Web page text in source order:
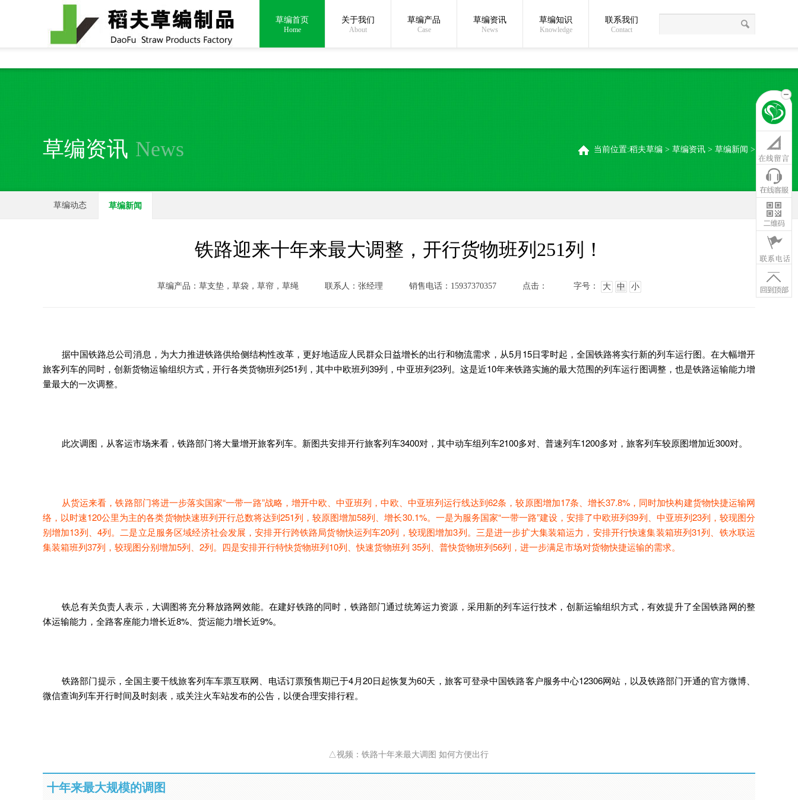
全国统一24小时销售电话：15937370357 在线沟通: 关于我们 草编常识 稻夫草编制品厂
草编首页
Home
关于我们
About
草编产品
Case
草编资讯
News
草编知识
Knowledge
联系我们
Contact
草编资讯 News 当前位置:稻夫草编 > 草编资讯 > 草编新闻 >
草编动态 草编新闻
铁路迎来十年来最大调整，开行货物班列251列！
草编产品：草支垫，草袋，草帘，草绳 联系人：张经理 销售电话：15937370357 点击： 字号： 大 中 小
据中国铁路总公司消息，为大力推进铁路供给侧结构性改革，更好地适应人民群众日益增长的出行和物流需求，从5月15日零时起，全国铁路将实行新的列车运行图。在大幅增开
旅客列车的同时，创新货物运输组织方式，开行各类货物班列251列，其中中欧班列39列，中亚班列23列。这是近10年来铁路实施的最大范围的列车运行图调整，也是铁路运输能力增
量最大的一次调整。
此次调图，从客运市场来看，铁路部门将大量增开旅客列车。新图共安排开行旅客列车3400对，其中动车组列车2100多对、普速列车1200多对，旅客列车较原图增加近300对。
从货运来看，铁路部门将进一步落实国家“一带一路”战略，增开中欧、中亚班列，中欧、中亚班列运行线达到62条，较原图增加17条、增长37.8%，同时加快构建货物快捷运输网
络，以时速120公里为主的各类货物快速班列开行总数将达到251列，较原图增加58列、增长30.1%。一是为服务国家“一带一路”建设，安排了中欧班列39列、中亚班列23列，较现图分
别增加13列、4列。二是立足服务区域经济社会发展，安排开行跨铁路局货物快运列车20列，较现图增加3列。三是进一步扩大集装箱运力，安排开行快速集装箱班列31列、铁水联运
集装箱班列37列，较现图分别增加5列、2列。四是安排开行特快货物班列10列、快速货物班列 35列、普快货物班列56列，进一步满足市场对货物快捷运输的需求。
铁总有关负责人表示，大调图将充分释放路网效能。在建好铁路的同时，铁路部门通过统筹运力资源，采用新的列车运行技术，创新运输组织方式，有效提升了全国铁路网的整
体运输能力，全路客座能力增长近8%、货运能力增长近9%。
铁路部门提示，全国主要干线旅客列车车票互联网、电话订票预售期已于4月20日起恢复为60天，旅客可登录中国铁路客户服务中心12306网站，以及铁路部门开通的官方微博、
微信查询列车开行时间及时刻表，或关注火车站发布的公告，以便合理安排行程。
△视频：铁路十年来最大调图 如何方便出行
十年来最大规模的调图